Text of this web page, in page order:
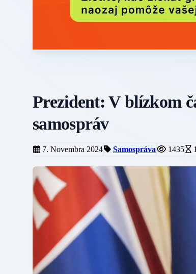
Prezident: V blízkom
samospráv
7. Novembra 2024 Samospráva 1435